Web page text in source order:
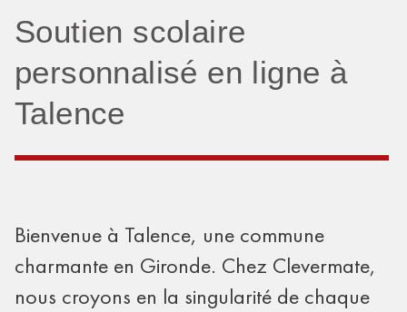
Soutien scolaire
personnalisé en ligne à
Talence
Bienvenue à Talence, une commune
charmante en Gironde. Chez Clevermate,
nous croyons en la singularité de chaque